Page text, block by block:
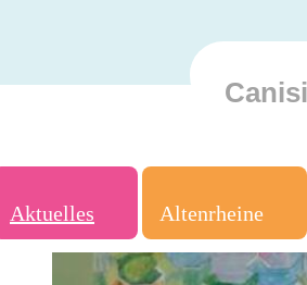
Aktuelles Altenrheine